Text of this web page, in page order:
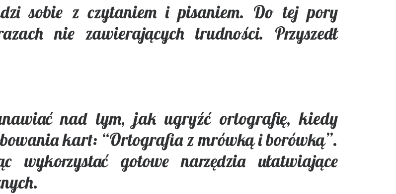
sobie z czytaniem i pisaniem. Do tej pory
nie zawierających trudności. Przyszedł
nad tym, jak ugryźć ortografię, kiedy
kart: “Ortografia z mrówką i borówką”.
wykorzystać gotowe narzędzia ułatwiające